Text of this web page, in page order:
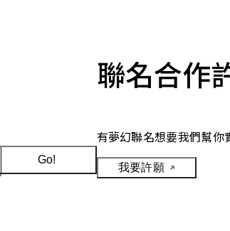
Go!
聯名合作
有夢幻聯名想要我們幫你
我要許願